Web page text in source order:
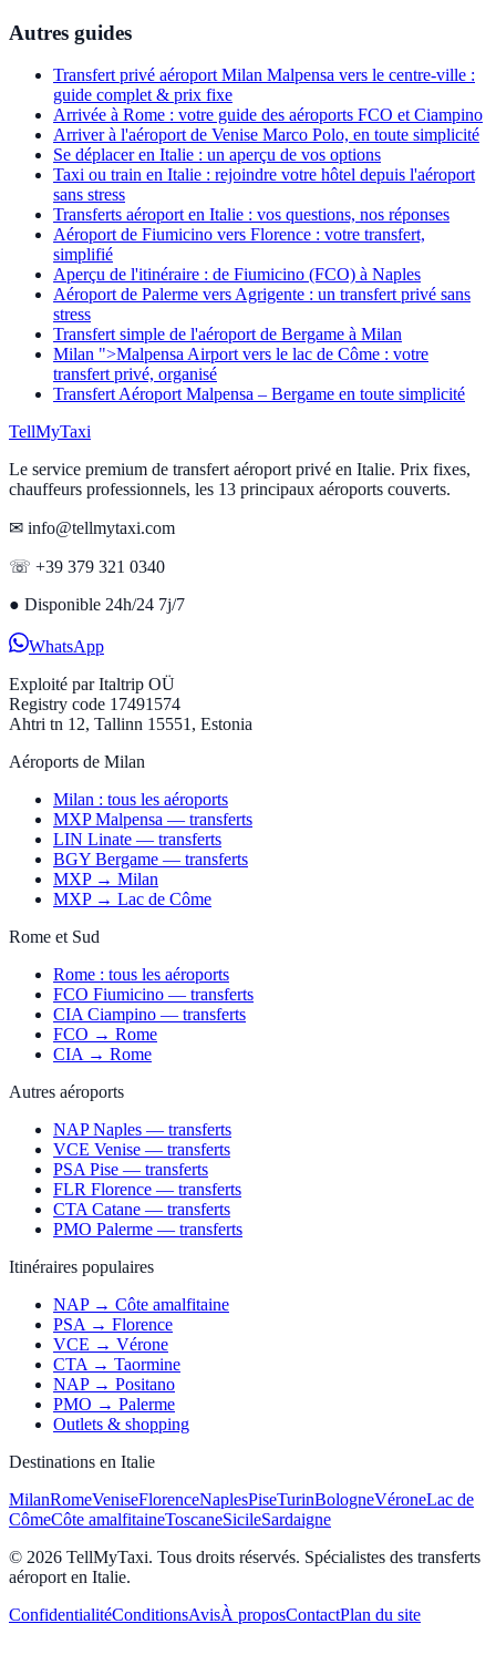
Autres guides
Transfert privé aéroport Milan Malpensa vers le centre-ville :
guide complet & prix fixe
Arrivée à Rome : votre guide des aéroports FCO et Ciampino
Arriver à l'aéroport de Venise Marco Polo, en toute simplicité
Se déplacer en Italie : un aperçu de vos options
Taxi ou train en Italie : rejoindre votre hôtel depuis l'aéroport
sans stress
Transferts aéroport en Italie : vos questions, nos réponses
Aéroport de Fiumicino vers Florence : votre transfert,
simplifié
Aperçu de l'itinéraire : de Fiumicino (FCO) à Naples
Aéroport de Palerme vers Agrigente : un transfert privé sans
stress
Transfert simple de l'aéroport de Bergame à Milan
Milan ">Malpensa Airport vers le lac de Côme : votre
transfert privé, organisé
Transfert Aéroport Malpensa – Bergame en toute simplicité
TellMyTaxi
Le service premium de transfert aéroport privé en Italie. Prix fixes,
chauffeurs professionnels, les 13 principaux aéroports couverts.
✉ info@tellmytaxi.com
☏ +39 379 321 0340
● Disponible 24h/24 7j/7
WhatsApp
Exploité parItaltrip OÜ
Registry code 17491574
Ahtri tn 12, Tallinn 15551, Estonia
Aéroports de Milan
Milan : tous les aéroports
MXP Malpensa — transferts
LIN Linate — transferts
BGY Bergame — transferts
MXP → Milan
MXP → Lac de Côme
Rome et Sud
Rome : tous les aéroports
FCO Fiumicino — transferts
CIA Ciampino — transferts
FCO → Rome
CIA → Rome
Autres aéroports
NAP Naples — transferts
VCE Venise — transferts
PSA Pise — transferts
FLR Florence — transferts
CTA Catane — transferts
PMO Palerme — transferts
Itinéraires populaires
NAP → Côte amalfitaine
PSA → Florence
VCE → Vérone
CTA → Taormine
NAP → Positano
PMO → Palerme
Outlets & shopping
Destinations en Italie
MilanRomeVeniseFlorenceNaplesPiseTurinBologneVéroneLac de
CômeCôte amalfitaineToscaneSicileSardaigne
© 2026 TellMyTaxi. Tous droits réservés. Spécialistes des transferts
aéroport en Italie.
ConfidentialitéConditionsAvisÀ proposContactPlan du site